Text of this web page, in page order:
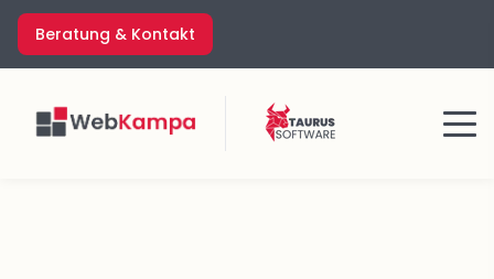
Zum
Inhalt
springen
Beratung & Kontakt
Menü